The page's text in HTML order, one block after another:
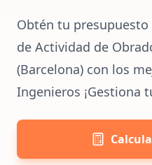
Obtén tu
de Actividad de
(Barcelona) con los
Ingenieros ¡Gestiona